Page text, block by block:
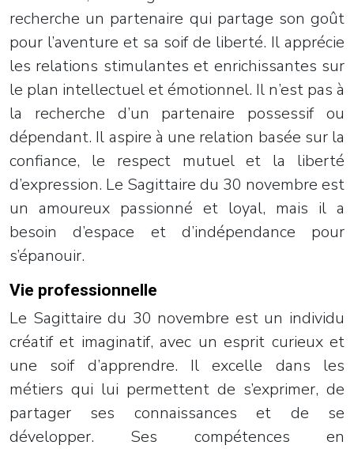
recherche un partenaire qui partage son goût
pour l’aventure et sa soif de liberté. Il apprécie
les relations stimulantes et enrichissantes sur
le plan intellectuel et émotionnel. Il n’est pas à
la recherche d’un partenaire possessif ou
dépendant. Il aspire à une relation basée sur la
confiance, le respect mutuel et la liberté
d’expression. Le Sagittaire du 30 novembre est
un amoureux passionné et loyal, mais il a
besoin d’espace et d’indépendance pour
s’épanouir.
Vie professionnelle
Le Sagittaire du 30 novembre est un individu
créatif et imaginatif, avec un esprit curieux et
une soif d’apprendre. Il excelle dans les
métiers qui lui permettent de s’exprimer, de
partager ses connaissances et de se
développer. Ses compétences en